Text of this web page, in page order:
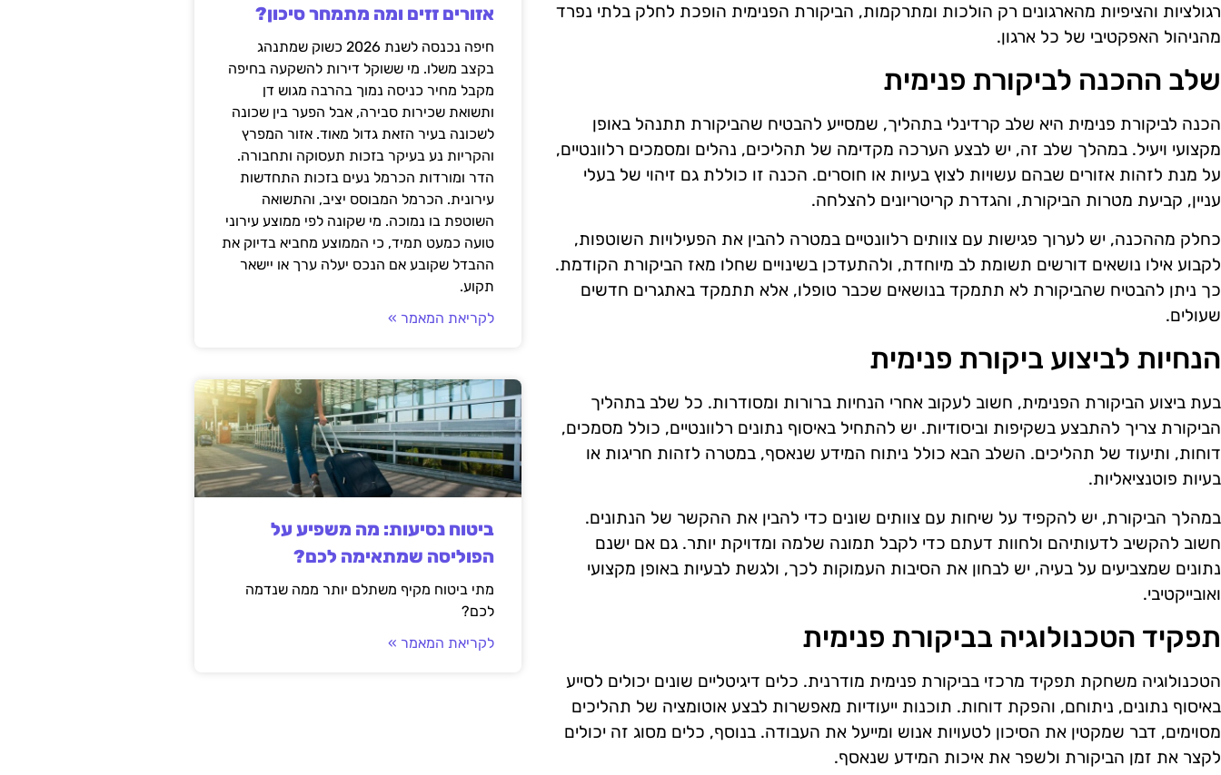
רגולציות והציפיות מהארגונים רק הולכות ומתרקמות, הביקורת הפנימית הופכת לחלק בלתי נפרד
מהניהול האפקטיבי של כל ארגון.
שלב ההכנה לביקורת פנימית
הכנה לביקורת פנימית היא שלב קרדינלי בתהליך, שמסייע להבטיח שהביקורת תתנהל באופן
מקצועי ויעיל. במהלך שלב זה, יש לבצע הערכה מקדימה של תהליכים, נהלים ומסמכים רלוונטיים,
על מנת לזהות אזורים שבהם עשויות לצוץ בעיות או חוסרים. הכנה זו כוללת גם זיהוי של בעלי
עניין, קביעת מטרות הביקורת, והגדרת קריטריונים להצלחה.
כחלק מההכנה, יש לערוך פגישות עם צוותים רלוונטיים במטרה להבין את הפעילויות השוטפות,
לקבוע אילו נושאים דורשים תשומת לב מיוחדת, ולהתעדכן בשינויים שחלו מאז הביקורת הקודמת.
כך ניתן להבטיח שהביקורת לא תתמקד בנושאים שכבר טופלו, אלא תתמקד באתגרים חדשים
שעולים.
הנחיות לביצוע ביקורת פנימית
בעת ביצוע הביקורת הפנימית, חשוב לעקוב אחרי הנחיות ברורות ומסודרות. כל שלב בתהליך
הביקורת צריך להתבצע בשקיפות וביסודיות. יש להתחיל באיסוף נתונים רלוונטיים, כולל מסמכים,
דוחות, ותיעוד של תהליכים. השלב הבא כולל ניתוח המידע שנאסף, במטרה לזהות חריגות או
בעיות פוטנציאליות.
במהלך הביקורת, יש להקפיד על שיחות עם צוותים שונים כדי להבין את ההקשר של הנתונים.
חשוב להקשיב לדעותיהם ולחוות דעתם כדי לקבל תמונה שלמה ומדויקת יותר. גם אם ישנם
נתונים שמצביעים על בעיה, יש לבחון את הסיבות העמוקות לכך, ולגשת לבעיות באופן מקצועי
ואובייקטיבי.
תפקיד הטכנולוגיה בביקורת פנימית
הטכנולוגיה משחקת תפקיד מרכזי בביקורת פנימית מודרנית. כלים דיגיטליים שונים יכולים לסייע
באיסוף נתונים, ניתוחם, והפקת דוחות. תוכנות ייעודיות מאפשרות לבצע אוטומציה של תהליכים
מסוימים, דבר שמקטין את הסיכון לטעויות אנוש ומייעל את העבודה. בנוסף, כלים מסוג זה יכולים
לקצר את זמן הביקורת ולשפר את איכות המידע שנאסף.
אזורים זזים ומה מתמחר סיכון?
חיפה נכנסה לשנת 2026 כשוק שמתנהג
בקצב משלו. מי ששוקל דירות להשקעה בחיפה
מקבל מחיר כניסה נמוך בהרבה מגוש דן
ותשואת שכירות סבירה, אבל הפער בין שכונה
לשכונה בעיר הזאת גדול מאוד. אזור המפרץ
והקריות נע בעיקר בזכות תעסוקה ותחבורה.
הדר ומורדות הכרמל נעים בזכות התחדשות
עירונית. הכרמל המבוסס יציב, והתשואה
השוטפת בו נמוכה. מי שקונה לפי ממוצע עירוני
טועה כמעט תמיד, כי הממוצע מחביא בדיוק את
ההבדל שקובע אם הנכס יעלה ערך או יישאר
תקוע.
לקריאת המאמר »
ביטוח נסיעות: מה משפיע על
הפוליסה שמתאימה לכם?
מתי ביטוח מקיף משתלם יותר ממה שנדמה
לכם?
לקריאת המאמר »